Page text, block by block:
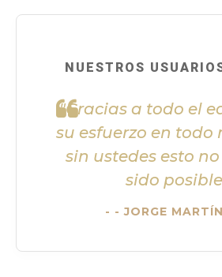
NUESTROS
"Gracias a todo el
su esfuerzo en todo
sin ustedes esto
sido
- JORGE